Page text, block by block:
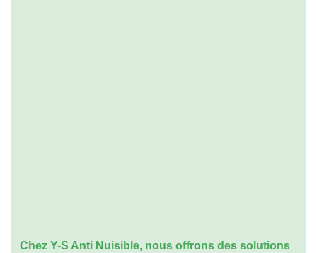
Chez Y-S Anti Nuisible, nous offrons des solutions